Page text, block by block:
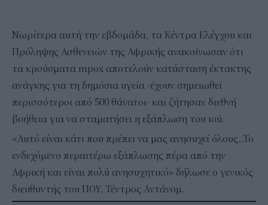
Νωρίτερα αυτή την εβδομάδα, τα Κέντρα Ελέγχου και
Πρόληψης Ασθενειών της Αφρικής ανακοίνωσαν ότι
τα κρούσματα mpox αποτελούν κατάσταση έκτακτης
ανάγκης για τη δημόσια υγεία -έχουν σημειωθεί
περισσότεροι από 500 θάνατοι- και ζήτησαν διεθνή
βοήθεια για να σταματήσει η εξάπλωση του ιού.
«Αυτό είναι κάτι που πρέπει να μας ανησυχεί όλους...Το
ενδεχόμενο περαιτέρω εξάπλωσης πέρα από την
Αφρική και είναι πολύ ανησυχητικό» δήλωσε ο γενικός
διευθυντής του ΠΟΥ, Τέντρος Αντάνομ.